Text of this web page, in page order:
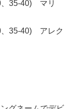
35-40) マリ
35-40) アレク